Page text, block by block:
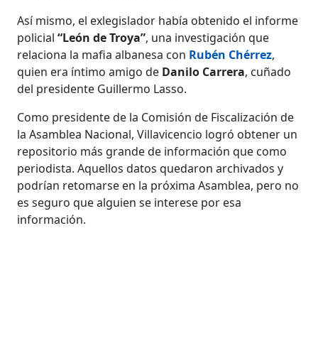
Así mismo, el exlegislador había obtenido el informe
policial“León de Troya”, una investigación que
relaciona la mafia albanesa con Rubén Chérrez,
quien era íntimo amigo de Danilo Carrera, cuñado
del presidente Guillermo Lasso.
Como presidente de la Comisión de Fiscalización de
la Asamblea Nacional, Villavicencio logró obtener un
repositorio más grande de información que como
periodista. Aquellos datos quedaron archivados y
podrían retomarse en la próxima Asamblea, pero no
es seguro que alguien se interese por esa
información.